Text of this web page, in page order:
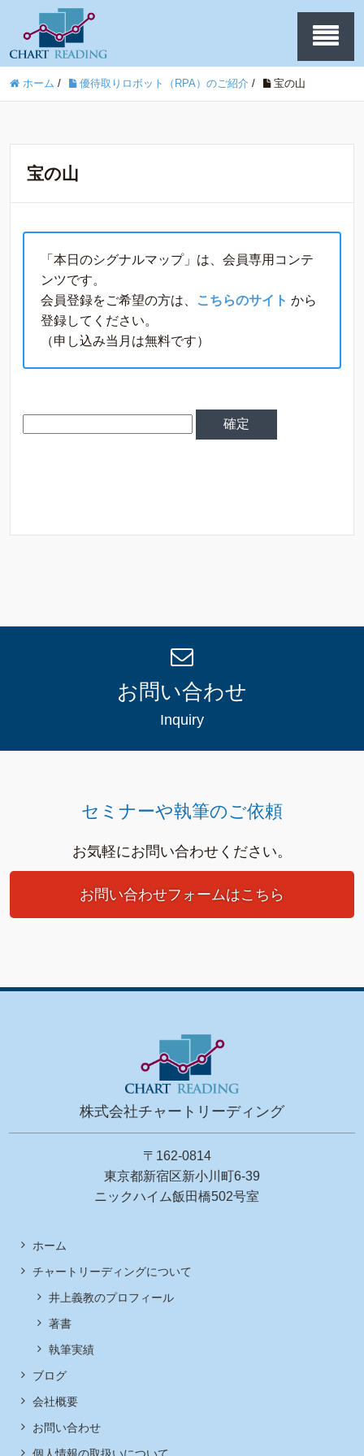
ホーム / 優待取りロボット（RPA）のご紹介 / 宝の山
宝の山
「本日のシグナルマップ」は、会員専用コンテ
ンツです。
会員登録をご希望の方は、
こちらのサイト から
登録してください。
（申し込み当月は無料です）
お問い合わせ
Inquiry
セミナーや執筆のご依頼
お気軽にお問い合わせください。
お問い合わせフォームはこちら
株式会社チャートリーディング
〒162-0814
東京都新宿区新小川町6-39
ニックハイム飯田橋502号室
ホーム
チャートリーディングについて
井上義教のプロフィール
著書
執筆実績
ブログ
会社概要
お問い合わせ